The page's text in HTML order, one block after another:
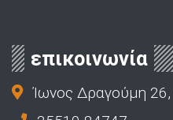
επικοινωνία
Ίωνος Δραγούμη